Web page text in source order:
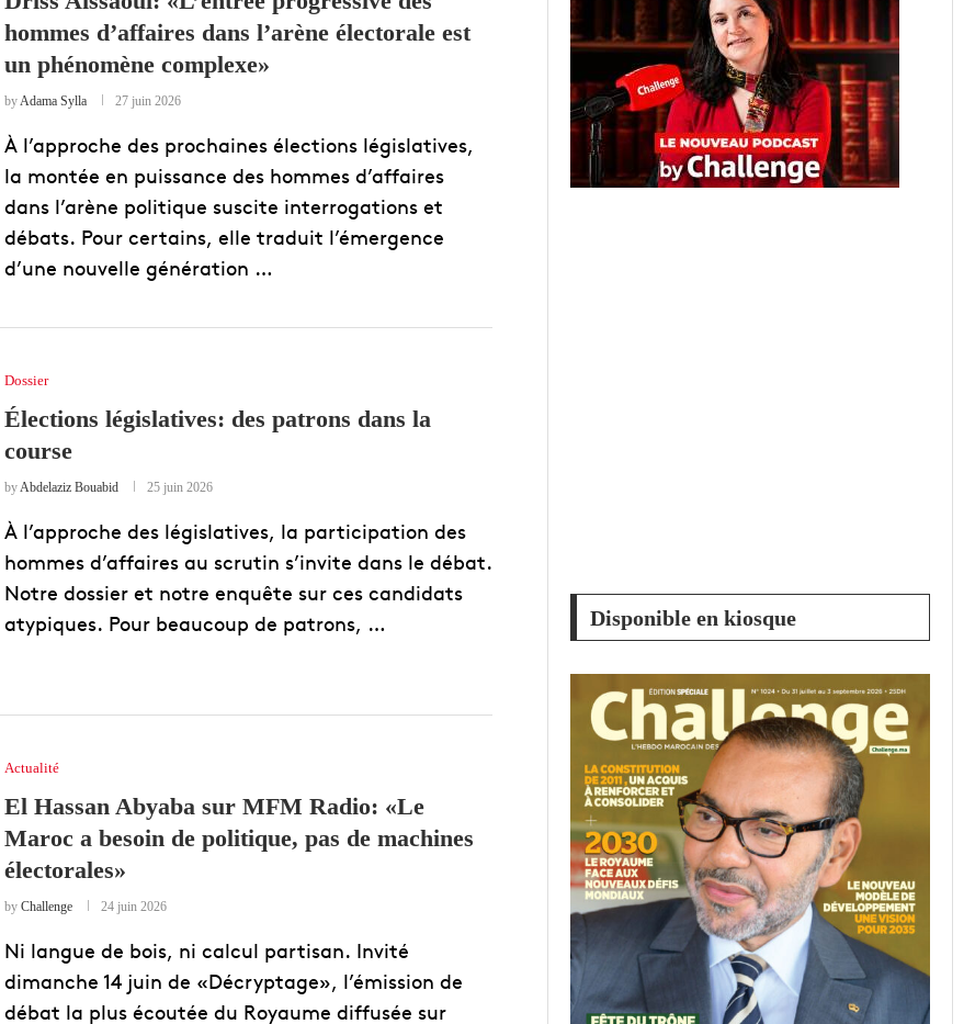
EDUCATION
ENSEIGNEMENT
hommes d’affaires dans l’arène électorale est
un phénomène complexe»
byAdama Sylla 27 juin 2026
À l’approche des prochaines élections législatives,
la montée en puissance des hommes d’affaires
dans l’arène politique suscite interrogations et
débats. Pour certains, elle traduit l’émergence
d’une nouvelle génération …
Dossier
Élections législatives: des patrons dans la
course
byAbdelaziz Bouabid 25 juin 2026
À l’approche des législatives, la participation des
hommes d’affaires au scrutin s’invite dans le débat.
Notre dossier et notre enquête sur ces candidats
atypiques. Pour beaucoup de patrons, …
Actualité
El Hassan Abyaba sur MFM Radio: «Le
Maroc a besoin de politique, pas de machines
électorales»
by Challenge 24 juin 2026
Ni langue de bois, ni calcul partisan. Invité
dimanche 14 juin de «Décryptage», l’émission de
débat la plus écoutée du Royaume diffusée sur
Disponible en kiosque